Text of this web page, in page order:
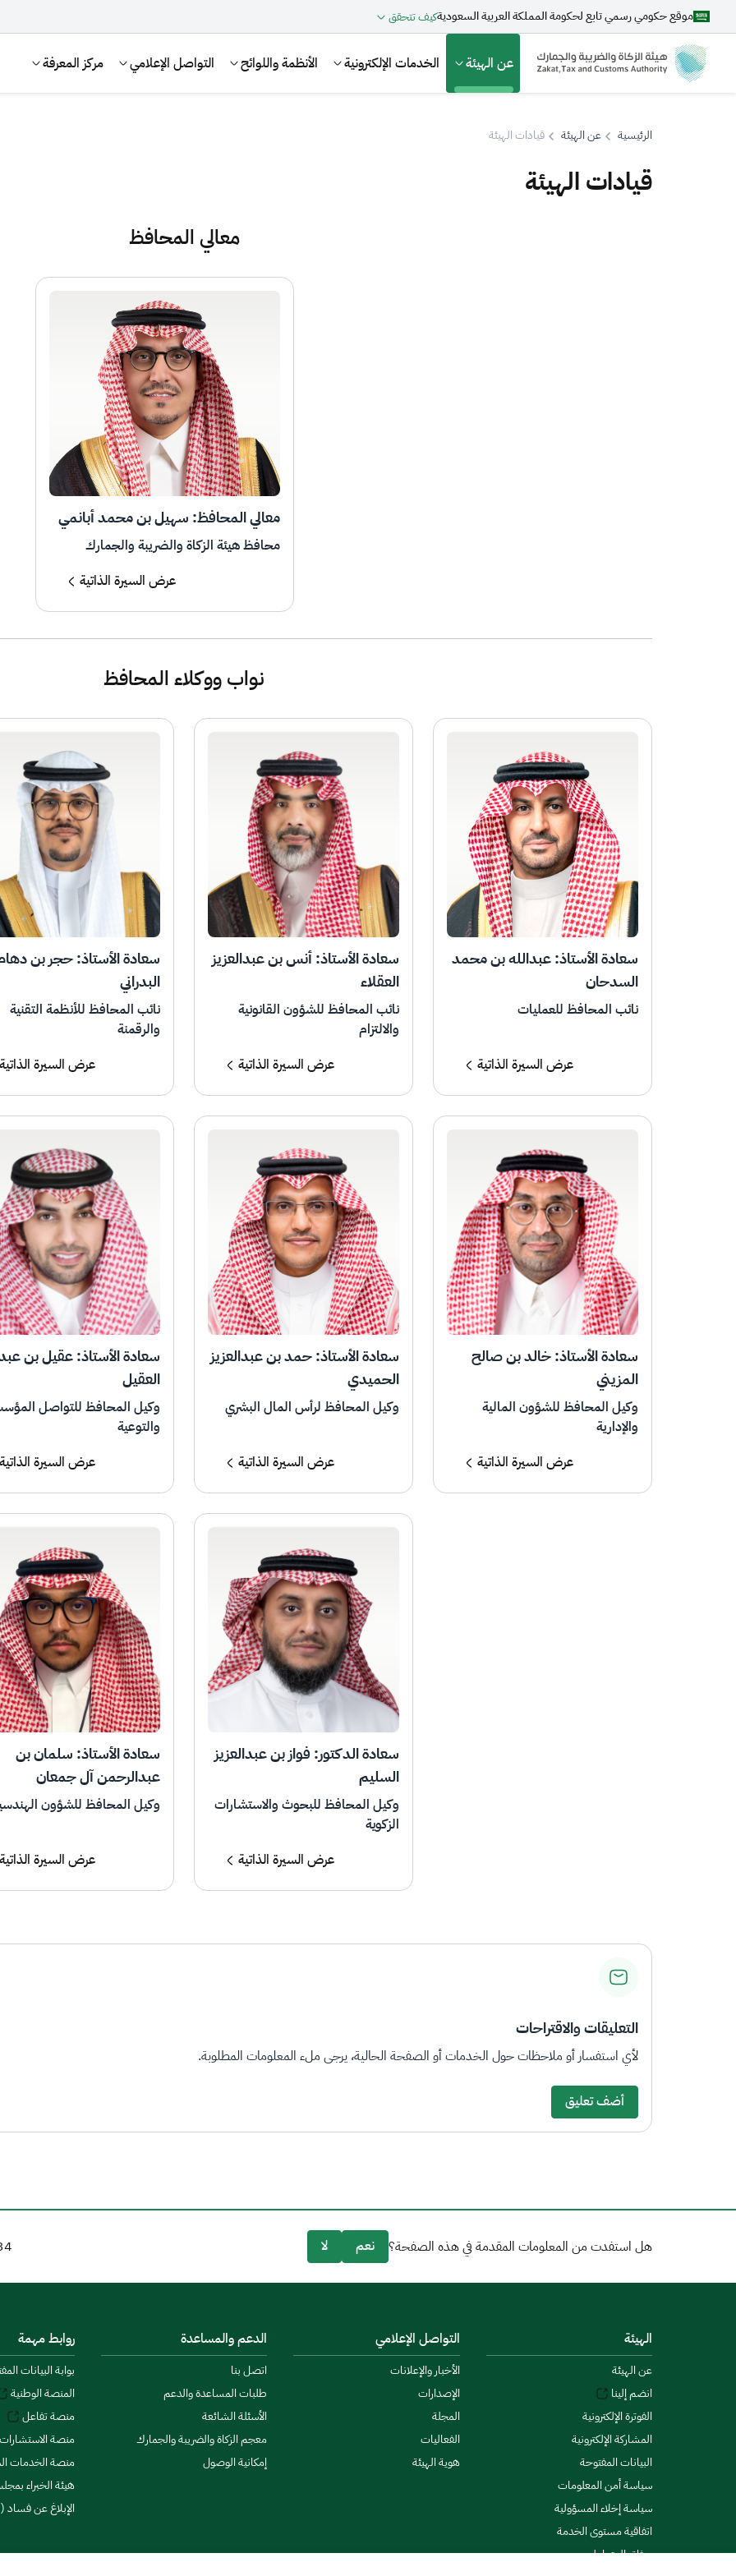
موقع حكومي رسمي تابع لحكومة المملكة العربية السعوديةكيف تتحقق
عن الهيئة الخدمات الإلكترونية الأنظمة واللوائح التواصل الإعلامي مركز المعرفة
بحث
التصرفات العقارية
الرئيسية عن الهيئة قيادات الهيئة
قيادات الهيئة
معالي المحافظ
معالي المحافظ: سهيل بن محمد أبانمي
محافظ هيئة الزكاة والضريبة والجمارك
عرض السيرة الذاتية
نواب ووكلاء المحافظ
سعادة الأستاذ: عبدالله بن محمد
السدحان
نائب المحافظ للعمليات
عرض السيرة الذاتية
سعادة الأستاذ: أنس بن عبدالعزيز
العقلاء
نائب المحافظ للشؤون القانونية
والالتزام
عرض السيرة الذاتية
سعادة الأستاذ: حجر بن
البدراني
نائب المحافظ للأنظمة التقنية
والرقمنة
عرض السيرة الذاتية
سعادة الأستاذ: خالد بن صالح
المزيني
وكيل المحافظ للشؤون المالية
والإدارية
عرض السيرة الذاتية
سعادة الأستاذ: حمد بن عبدالعزيز
الحميدي
وكيل المحافظ لرأس المال البشري
عرض السيرة الذاتية
سعادة الأستاذ: عقيل بن
العقيل
وكيل المحافظ للتواصل
والتوعية
عرض السيرة الذاتية
سعادة الدكتور: فواز بن عبدالعزيز
السليم
وكيل المحافظ للبحوث والاستشارات
الزكوية
عرض السيرة الذاتية
سعادة الأستاذ: سلمان بن
عبدالرحمن آل جمعان
وكيل المحافظ للشؤون
عرض السيرة الذاتية
التعليقات والاقتراحات
لأي استفسار أو ملاحظات حول الخدمات أو الصفحة الحالية، يرجى ملء المعلومات المطلوبة.
أضف تعليق
هل استفدت من المعلومات المقدمة في هذه الصفحة؟ نعم لا
الهيئة
عن الهيئة
انضم إلينا
الفوترة الإلكترونية
المشاركة الإلكترونية
البيانات المفتوحة
سياسة أمن المعلومات
سياسة إخلاء المسؤولية
اتفاقية مستوى الخدمة
ميثاق المتعاملين
التواصل الإعلامي
الأخبار والإعلانات
الإصدارات
المجلة
الفعاليات
هوية الهيئة
الدعم والمساعدة
اتصل بنا
طلبات المساعدة والدعم
الأسئلة الشائعة
معجم الزكاة والضريبة والجمارك
إمكانية الوصول
روابط مهمة
بوابة البيانات
المنصة الوطنية
منصة تفاعل
منصة
منصة الخدمات
هيئة الخبراء
الإبلاغ عن فساد